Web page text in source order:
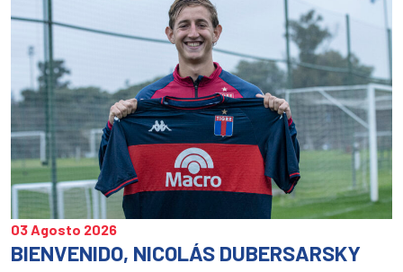
03 Agosto 2026
BIENVENIDO, NICOLÁS DUBERSARSKY